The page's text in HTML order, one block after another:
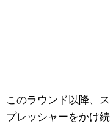
このラウンド以降、
プレッシャーをかけ